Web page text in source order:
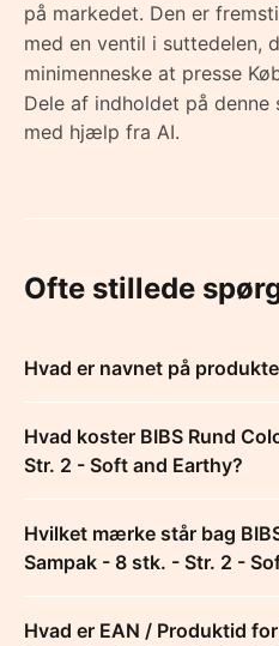
på markedet. Den er
med en ventil i suttedelen,
minimenneske at presse
Dele af indholdet på
med hjælp fra AI.
Ofte stillede
Hvad er navnet på
Hvad koster BIBS Rund
Str. 2 - Soft and Earthy?
Hvilket mærke står bag
Sampak - 8 stk. - Str. 2 -
Hvad er EAN / Produktid